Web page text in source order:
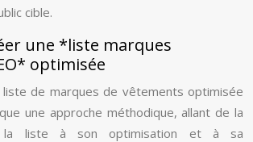
cible.
une *liste marques
optimisée
liste de marques de vêtements optimisée
une approche méthodique, allant de la
la liste à son optimisation et à sa